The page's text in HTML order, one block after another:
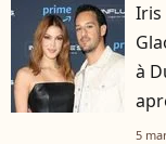
Iris
à
5